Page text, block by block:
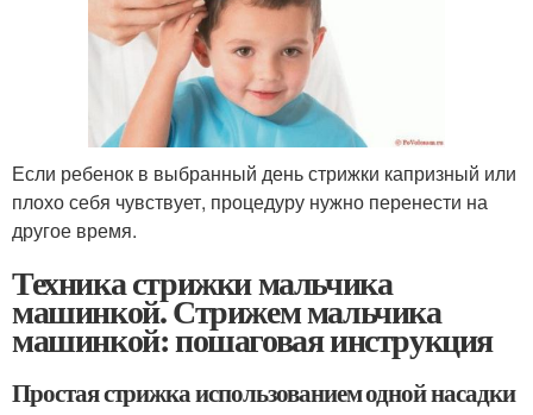
Если ребенок в выбранный день стрижки капризный или
плохо себя чувствует, процедуру нужно перенести на
другое время.
Техника стрижки мальчика
машинкой. Стрижем мальчика
машинкой: пошаговая инструкция
Простая стрижка использованием одной насадки